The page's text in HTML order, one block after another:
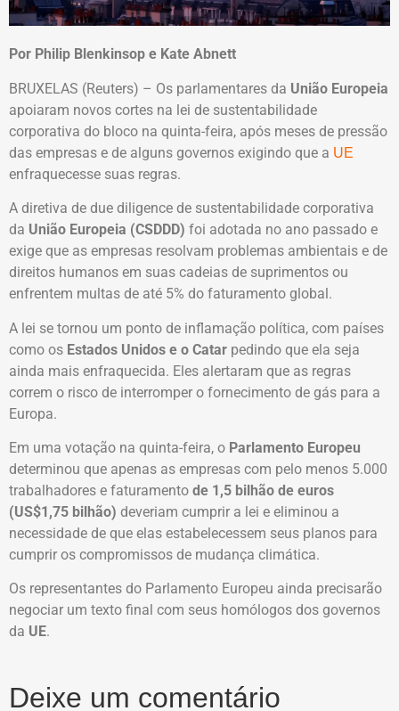
Por Philip Blenkinsop e Kate Abnett
BRUXELAS (Reuters) – Os parlamentares da União Europeia
apoiaram novos cortes na lei de sustentabilidade
corporativa do bloco na quinta-feira, após meses de pressão
das empresas e de alguns governos exigindo que a UE
enfraquecesse suas regras.
A diretiva de due diligence de sustentabilidade corporativa
da União Europeia (CSDDD) foi adotada no ano passado e
exige que as empresas resolvam problemas ambientais e de
direitos humanos em suas cadeias de suprimentos ou
enfrentem multas de até 5% do faturamento global.
A lei se tornou um ponto de inflamação política, com países
como os Estados Unidos e o Catar pedindo que ela seja
ainda mais enfraquecida. Eles alertaram que as regras
correm o risco de interromper o fornecimento de gás para a
Europa.
Em uma votação na quinta-feira, o Parlamento Europeu
determinou que apenas as empresas com pelo menos 5.000
trabalhadores e faturamento de 1,5 bilhão de euros
(US$1,75 bilhão) deveriam cumprir a lei e eliminou a
necessidade de que elas estabelecessem seus planos para
cumprir os compromissos de mudança climática.
Os representantes do Parlamento Europeu ainda precisarão
negociar um texto final com seus homólogos dos governos
da UE.
Deixe um comentário